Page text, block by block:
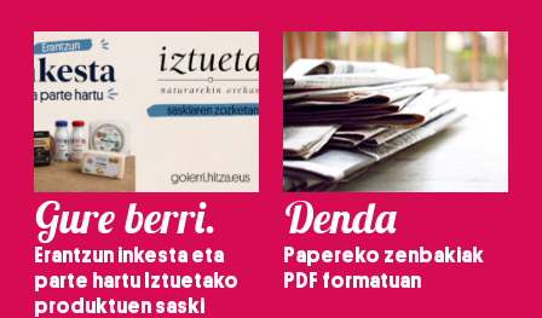
Gure berri.
Erantzun inkesta eta
parte hartu Iztuetako
produktuen saski
Denda
Papereko zenbakiak
PDF formatuan